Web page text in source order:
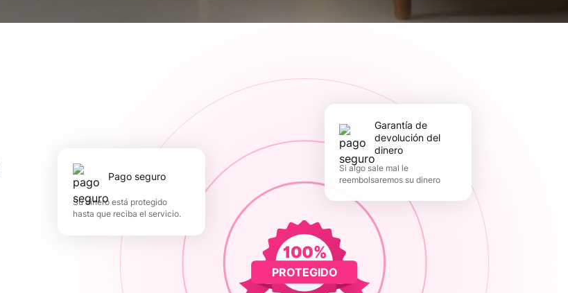
PROTEGIDO
pago seguro
Su dinero está protegido
hasta que reciba el servicio.
Garantía de
devolución del
dinero
Si algo sale mal le
reembolsaremos su dinero